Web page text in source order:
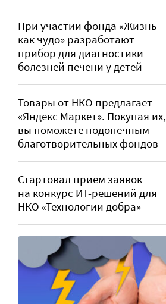
При участии фонда «Жизнь
как чудо» разработают
прибор для диагностики
болезней печени у детей
Товары от НКО предлагает
«Яндекс Маркет». Покупая их,
вы поможете подопечным
благотворительных фондов
Стартовал прием заявок
на конкурс ИТ-решений для
НКО «Технологии добра»